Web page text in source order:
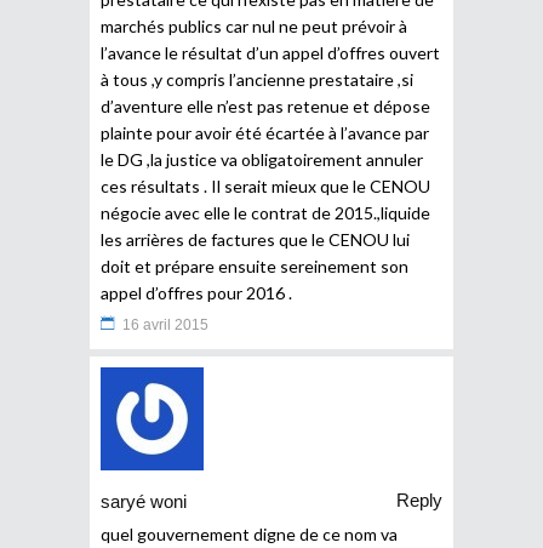
marchés publics car nul ne peut prévoir à
l’avance le résultat d’un appel d’offres ouvert
à tous ,y compris l’ancienne prestataire ,si
d’aventure elle n’est pas retenue et dépose
plainte pour avoir été écartée à l’avance par
le DG ,la justice va obligatoirement annuler
ces résultats . Il serait mieux que le CENOU
négocie avec elle le contrat de 2015.,liquide
les arrières de factures que le CENOU lui
doit et prépare ensuite sereinement son
appel d’offres pour 2016 .
16 avril 2015
saryé woni
Reply
quel gouvernement digne de ce nom va